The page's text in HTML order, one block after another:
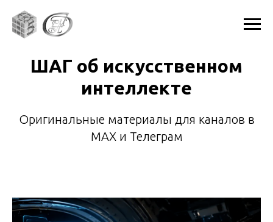
ШАГ об искусственном
интеллекте
Оригинальные материалы для каналов в
МАХ и Телеграм